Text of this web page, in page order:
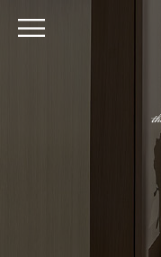
Онлайн
Расположение